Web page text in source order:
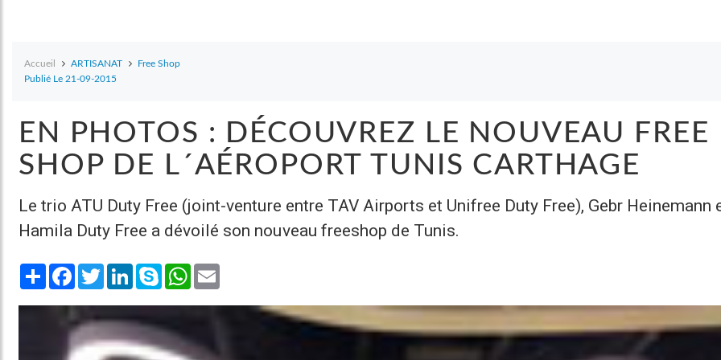
Accueil ARTISANAT
Free Shop
Publié Le 21-09-2015
EN PHOTOS : DÉCOUVREZ LE NOUVEAU FREE
SHOP DE L´AÉROPORT TUNIS CARTHAGE
Le trio ATU Duty Free (joint-venture entre TAV Airports et Unifree Duty Free), Gebr Heinemann
Hamila Duty Free a dévoilé son nouveau freeshop de Tunis.
Share Facebook
TwitterLinkedInSkype WhatsApp